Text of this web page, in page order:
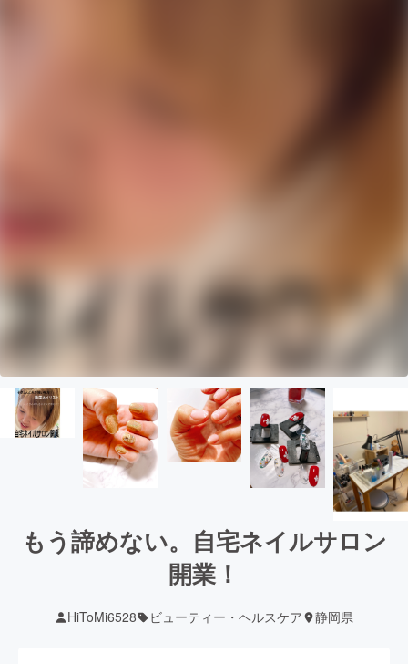
もう諦めない。自宅ネイルサロン
開業！
HiToMi6528 ビューティー・ヘルスケア 静岡県